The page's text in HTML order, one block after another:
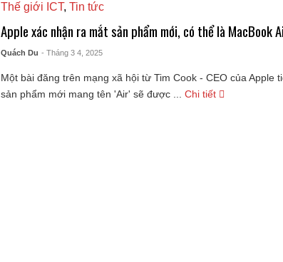
Thế giới ICT, Tin tức
Apple xác nhận ra mắt sản phẩm mới, có thể là MacBook
Quách Du - Tháng 3 4, 2025
Một bài đăng trên mạng xã hội từ Tim Cook - CEO của Apple
sản phẩm mới mang tên 'Air' sẽ được ...
Chi tiết